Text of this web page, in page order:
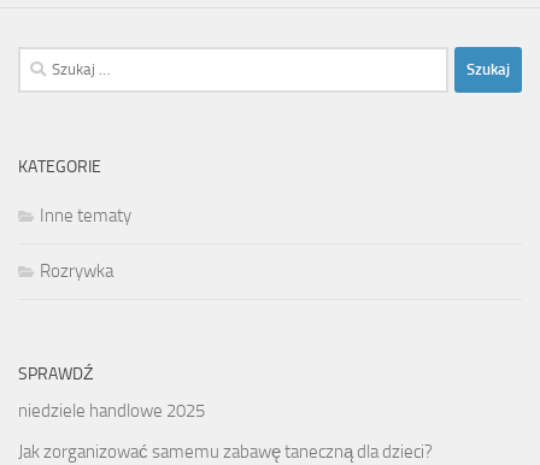
Szukaj:
KATEGORIE
Inne tematy
Rozrywka
SPRAWDŹ
niedziele handlowe 2025
Jak zorganizować samemu zabawę taneczną dla dzieci?